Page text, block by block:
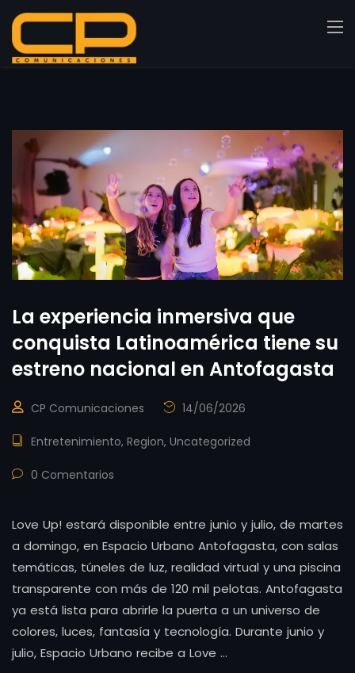
La experiencia inmersiva que
conquista Latinoamérica tiene su
estreno nacional en Antofagasta
CP Comunicaciones 14/06/2026
Entretenimiento, Region, Uncategorized
0 Comentarios
Love Up! estará disponible entre junio y julio, de martes
a domingo, en Espacio Urbano Antofagasta, con salas
temáticas, túneles de luz, realidad virtual y una piscina
transparente con más de 120 mil pelotas. Antofagasta
ya está lista para abrirle la puerta a un universo de
colores, luces, fantasía y tecnología. Durante junio y
julio, Espacio Urbano recibe a Love …